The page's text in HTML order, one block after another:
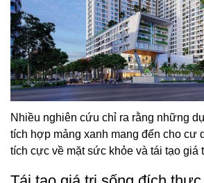
Nhiều nghiên cứu chỉ ra rằng những
tích hợp mảng xanh mang đến cho cư
tích cực về mặt sức khỏe và tái tạo giá